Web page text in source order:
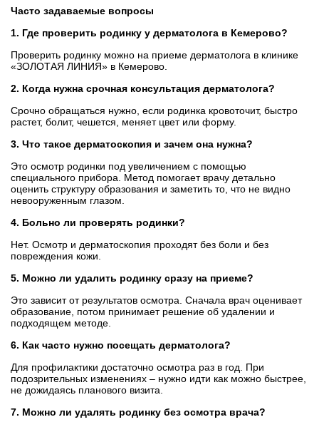
Часто задаваемые вопросы
1. Где проверить родинку у дерматолога в Кемерово?
Проверить родинку можно на приеме дерматолога в клинике
«ЗОЛОТАЯ ЛИНИЯ» в Кемерово.
2. Когда нужна срочная консультация дерматолога?
Срочно обращаться нужно, если родинка кровоточит, быстро
растет, болит, чешется, меняет цвет или форму.
3. Что такое дерматоскопия и зачем она нужна?
Это осмотр родинки под увеличением с помощью
специального прибора. Метод помогает врачу детально
оценить структуру образования и заметить то, что не видно
невооруженным глазом.
4. Больно ли проверять родинки?
Нет. Осмотр и дерматоскопия проходят без боли и без
повреждения кожи.
5. Можно ли удалить родинку сразу на приеме?
Это зависит от результатов осмотра. Сначала врач оценивает
образование, потом принимает решение об удалении и
подходящем методе.
6. Как часто нужно посещать дерматолога?
Для профилактики достаточно осмотра раз в год. При
подозрительных изменениях – нужно идти как можно быстрее,
не дожидаясь планового визита.
7. Можно ли удалять родинку без осмотра врача?